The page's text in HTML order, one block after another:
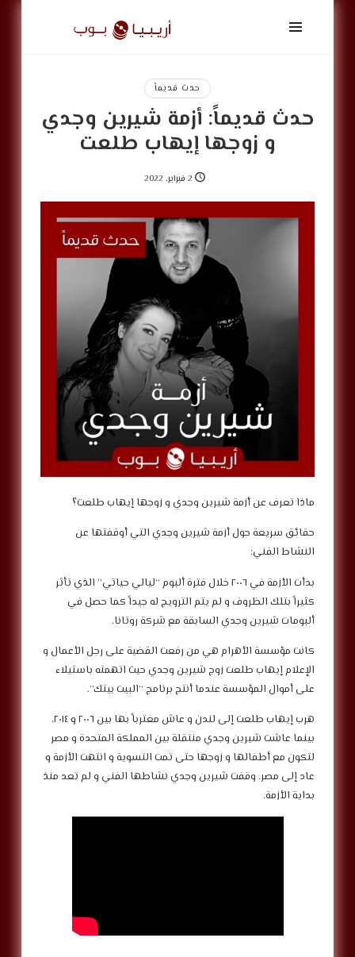
أريبيا
بوب
ArabiaPopحدث قديماً
حدث قديماً: أزمة شيرين وجدي
و زوجها إيهاب طلعت
2 فبراير, 2022
‎حقائق سريعة حول أزمة شيرين وجدي التي أوقفتها عن
النشاط الفني:
‎بدأت الأزمة في ٢٠٠٦ خلال فترة ألبوم “ليالي حياتي” الذي تأثر
كثيراً بتلك الظروف و لم يتم الترويج له جيداً كما حصل في
ألبومات شيرين وجدي السابقة مع شركة روتانا.
‎كانت مؤسسة الأهرام هي من رفعت القضية على رجل الأعمال و
الإعلام إيهاب طلعت زوج شيرين وجدي حيث اتهمته باستيلاء
على أموال المؤسسة عندما أنتج برنامج “البيت بيتك”.
‎هرب إيهاب طلعت إلى لندن و عاش مغترباً بها بين ٢٠٠٦ و ٢٠١٤،
بينما عاشت شيرين وجدي منتقلة بين المملكة المتحدة و مصر
لتكون مع أطفالها و زوجها حتى تمت التسوية و انتهت الأزمة و
عاد إلى مصر. وقفت شيرين وجدي نشاطها الفني و لم تعد منذ
بداية الأزمة.